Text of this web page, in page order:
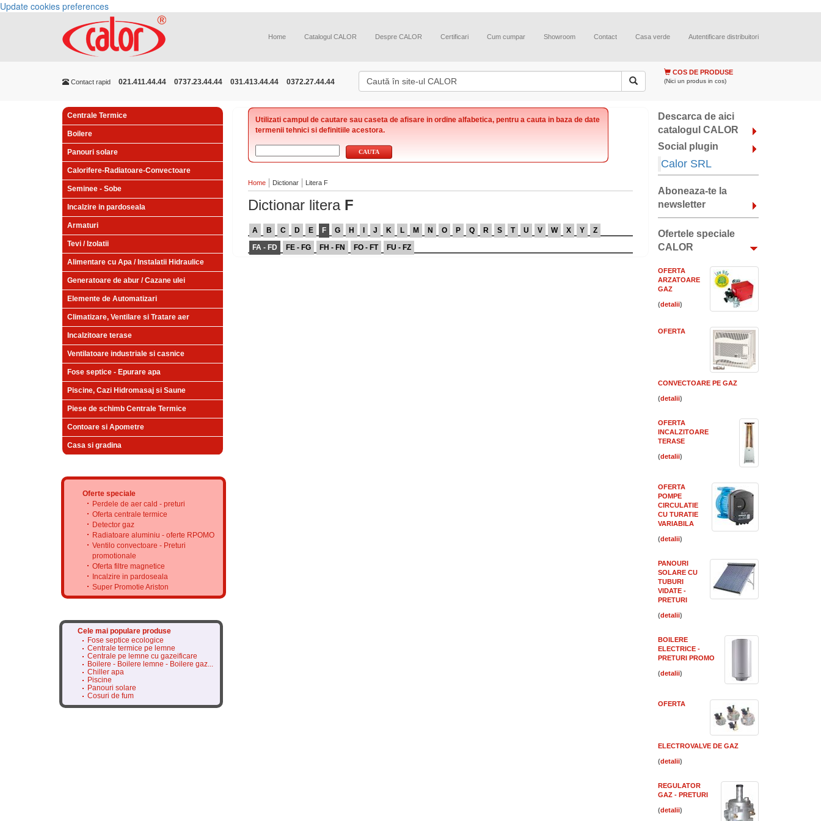
Update cookies preferences
Home Catalogul CALOR Despre CALOR Certificari Cum cumpar Showroom Contact Casa verde Autentificare distribuitori
Contact rapid 021.411.44.44 0737.23.44.44 031.413.44.44 0372.27.44.44
COS DE PRODUSE
(Nici un produs in cos)
Centrale Termice
Boilere
Panouri solare
Calorifere-Radiatoare-Convectoare
Seminee - Sobe
Incalzire in pardoseala
Armaturi
Tevi / Izolatii
Alimentare cu Apa / Instalatii Hidraulice
Generatoare de abur / Cazane ulei
Elemente de Automatizari
Climatizare, Ventilare si Tratare aer
Incalzitoare terase
Ventilatoare industriale si casnice
Fose septice - Epurare apa
Piscine, Cazi Hidromasaj si Saune
Piese de schimb Centrale Termice
Contoare si Apometre
Casa si gradina
Oferte speciale
Perdele de aer cald - preturi
Oferta centrale termice
Detector gaz
Radiatoare aluminiu - oferte RPOMO
Ventilo convectoare - Preturi
promotionale
Oferta filtre magnetice
Incalzire in pardoseala
Super Promotie Ariston
Cele mai populare produse
Fose septice ecologice
Centrale termice pe lemne
Centrale pe lemne cu gazeificare
Boilere - Boilere lemne - Boilere gaz...
Chiller apa
Piscine
Panouri solare
Cosuri de fum
Utilizati campul de cautare sau caseta de afisare in ordine alfabetica, pentru a cauta in baza de date
termenii tehnici si definitiile acestora.
Home Dictionar Litera F
Dictionar litera F
A B C D E F G H J K L M N O P Q R S T U V W X Y
Z
FA - FD
FE - FG FH - FN FO - FT FU - FZ
Descarca de aici
catalogul CALOR
Social plugin
Calor SRL
Aboneaza-te la
newsletter
Ofertele speciale
CALOR
OFERTA
ARZATOARE
GAZ
( )
OFERTA
CONVECTOARE PE GAZ
( )
OFERTA
INCALZITOARE
TERASE
( )
OFERTA
POMPE
CIRCULATIE
CU TURATIE
VARIABILA
( )
PANOURI
SOLARE CU
TUBURI
VIDATE -
PRETURI
( )
BOILERE
ELECTRICE -
PRETURI PROMO
( )
OFERTA
ELECTROVALVE DE GAZ
( )
REGULATOR
GAZ - PRETURI
( )